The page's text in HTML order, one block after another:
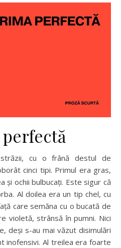
cinci tipi. Primul era gras,
și ochii bulbucați. Este sigur că
Al doilea era un tip chel, cu
care semăna cu o bucată de
violetă, strânsă în pumni. Nici
deși s-au mai văzut disimulări
inofensivi. Al treilea era foarte